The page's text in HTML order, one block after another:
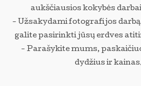
aukščiausios kokybės
- Užsakydami fotografijos
galite pasirinkti jūsų erdves
- Parašykite mums,
dydžius ir